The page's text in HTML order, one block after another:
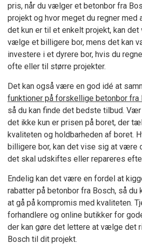
pris, når du vælger et betonbor fra
projekt og hvor meget du regner med
det kun er til et enkelt projekt, kan
vælge et billigere bor, mens det kan
investere i et dyrere bor, hvis du
ofte eller til større projekter.
Det kan også være en god idé at
funktioner på forskellige betonbor fra
så du kan finde det bedste tilbud.
det ikke kun er prisen på boret, der
kvaliteten og holdbarheden af boret.
billigere bor, kan det vise sig at være
det skal udskiftes eller repareres
Endelig kan det være en fordel at
rabatter på betonbor fra Bosch, så du
at gå på kompromis med kvaliteten.
forhandlere og online butikker for
der kan gøre det lettere at vælge det
Bosch til dit projekt.